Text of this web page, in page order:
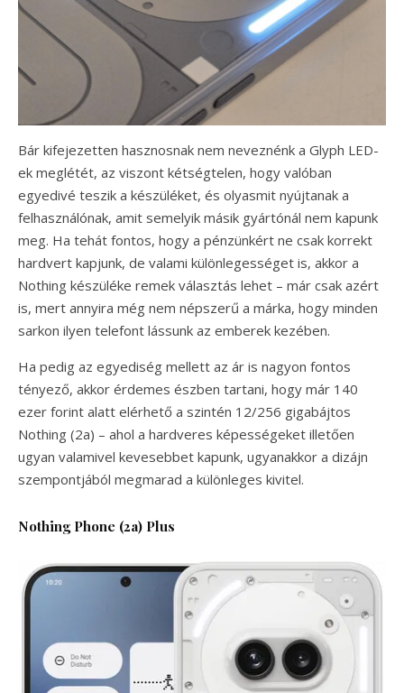
Bár kifejezetten hasznosnak nem neveznénk a Glyph LED-
ek meglétét, az viszont kétségtelen, hogy valóban
egyedivé teszik a készüléket, és olyasmit nyújtanak a
felhasználónak, amit semelyik másik gyártónál nem kapunk
meg. Ha tehát fontos, hogy a pénzünkért ne csak korrekt
hardvert kapjunk, de valami különlegességet is, akkor a
Nothing készüléke remek választás lehet – már csak azért
is, mert annyira még nem népszerű a márka, hogy minden
sarkon ilyen telefont lássunk az emberek kezében.
Ha pedig az egyediség mellett az ár is nagyon fontos
tényező, akkor érdemes észben tartani, hogy már 140
ezer forint alatt elérhető a szintén 12/256 gigabájtos
Nothing (2a) – ahol a hardveres képességeket illetően
ugyan valamivel kevesebbet kapunk, ugyanakkor a dizájn
szempontjából megmarad a különleges kivitel.
Nothing Phone (2a) Plus